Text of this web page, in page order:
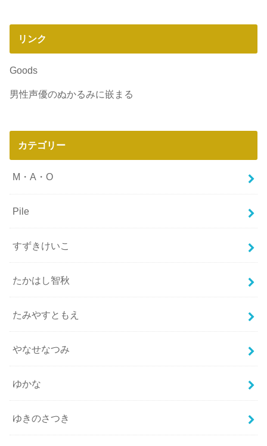
リンク
Goods
男性声優のぬかるみに嵌まる
カテゴリー
M・A・O
Pile
すずきけいこ
たかはし智秋
たみやすともえ
やなせなつみ
ゆかな
ゆきのさつき